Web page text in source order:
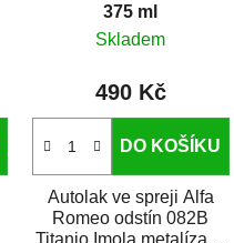
375 ml
Skladem
490 Kč
DO KOŠÍKU
Autolak ve spreji Alfa
Romeo odstín 082B
Titanio Imola metalíza je